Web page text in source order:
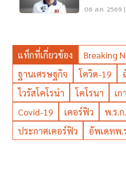
อบจ.ขอนแ
06 ส.ค. 2569
แท็กที่เกี่ยวข้อง Breaking
ฐานเศรษฐกิจ
โควิด-19
ไวรัสโคโรน่า
โคโรนา
เ
Covid-19
เคอร์ฟิว
พ.ร.
ประกาศเคอร์ฟิว
อัพเดทพ.